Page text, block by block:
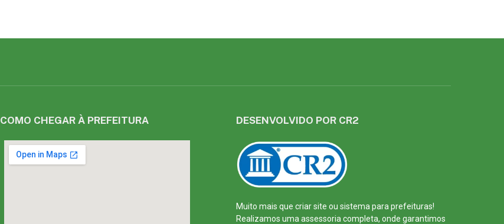
COMO CHEGAR À PREFEITURA DESENVOLVIDO POR CR2
Muito mais que criar site ou sistema para prefeituras!
Realizamos uma assessoria completa, onde garantimos